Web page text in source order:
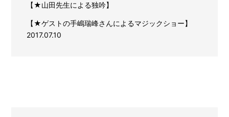
【★山田先生による独吟】
【★ゲストの手嶋瑞峰さんによるマジックショー】
2017.07.10